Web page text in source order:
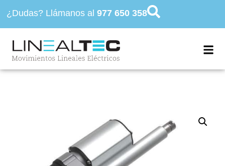
¿Dudas? Llámanos al 977 650 358